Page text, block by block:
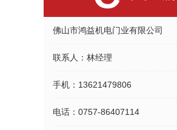
佛山市鸿益机电门业有限公司
联系人： 林经理
手机： 13621479806
电话： 0757-86407114